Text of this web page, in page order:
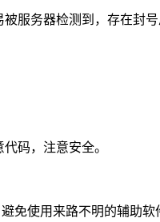
服务器检测到，存在封号
码，注意安全。
免使用来路不明的辅助